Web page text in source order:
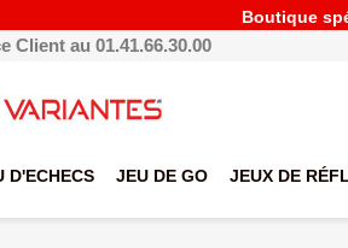
Boutique
Client au 01.41.66.30.00
D'ECHECS JEU DE GO JEUX DE